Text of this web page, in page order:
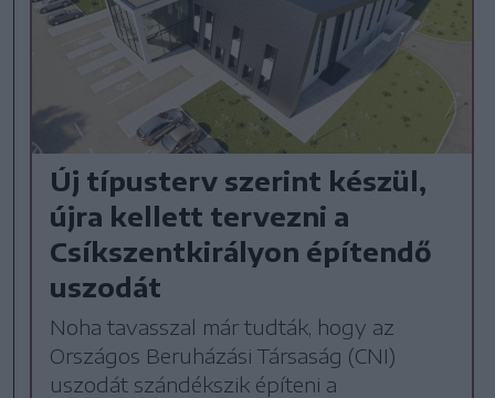
Új típusterv szerint készül,
újra kellett tervezni a
Csíkszentkirályon építendő
uszodát
Noha tavasszal már tudták, hogy az
Országos Beruházási Társaság (CNI)
uszodát szándékszik építeni a